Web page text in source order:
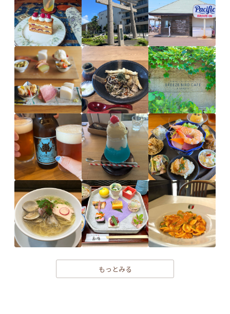
もっとみる